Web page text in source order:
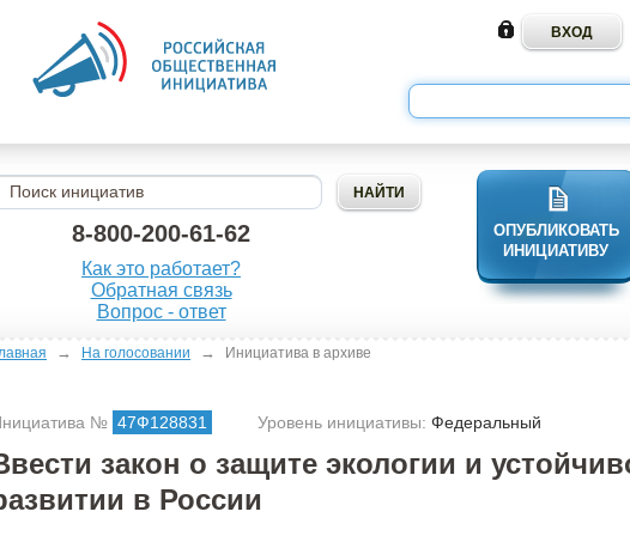
8-800-200-61-62
Как это работает?
Обратная связь
Вопрос - ответ
ОПУБЛИКОВАТЬ
ИНИЦИАТИВУ
→ На голосовании → Инициатива в архиве
№ 47Ф128831 Уровень инициативы: Федеральный
закон о защите экологии и
в России